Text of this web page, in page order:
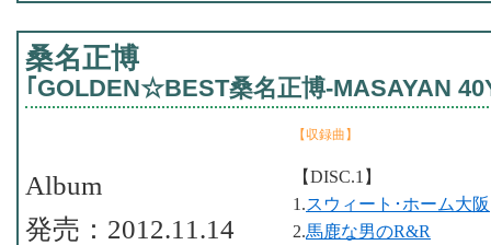
桑名正博
｢GOLDEN☆BEST桑名正博-MASAYAN
【収録曲】
【DISC.1】
1.スウィート･ホーム大阪
2.馬鹿な男のR&R
Album
発売：2012.11.14